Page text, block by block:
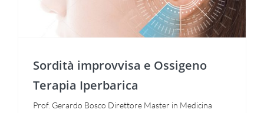
Sordità improvvisa e Ossigeno
Terapia Iperbarica
Prof. Gerardo Bosco Direttore Master in Medicina